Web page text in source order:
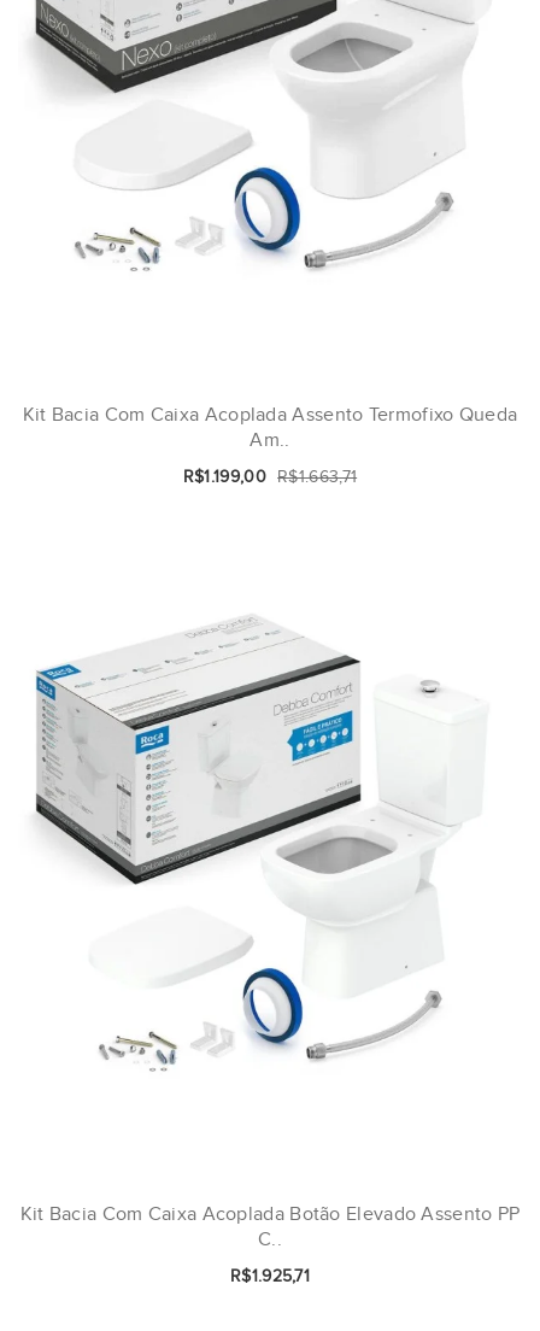
Kit Bacia Com Caixa Acoplada Assento Termofixo Queda
Am..
R$1.199,00 R$1.663,71
Kit Bacia Com Caixa Acoplada Botão Elevado Assento PP
C..
R$1.925,71